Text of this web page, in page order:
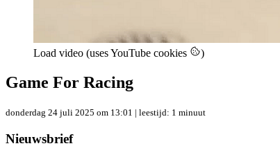
Load video (uses YouTube cookies )
Game For Racing
donderdag 24 juli 2025 om 13:01 | leestijd: 1 minuut
Nieuwsbrief